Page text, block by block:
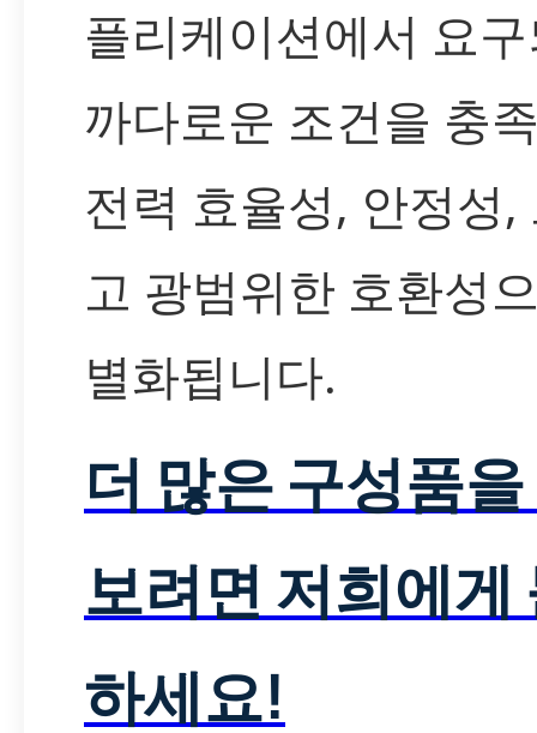
플리케이션에서 요
까다로운 조건을 충
전력 효율성, 안정성,
고 광범위한 호환성
별화됩니다.
더 많은 구성품
보려면 저희에게
하세요!